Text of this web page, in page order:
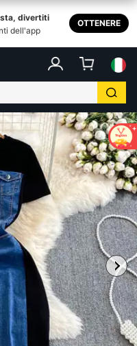
divertiti
dell'app
OTTENERE